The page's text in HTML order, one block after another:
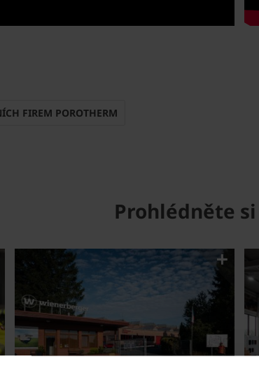
FIREM POROTHERM
Prohlédněte